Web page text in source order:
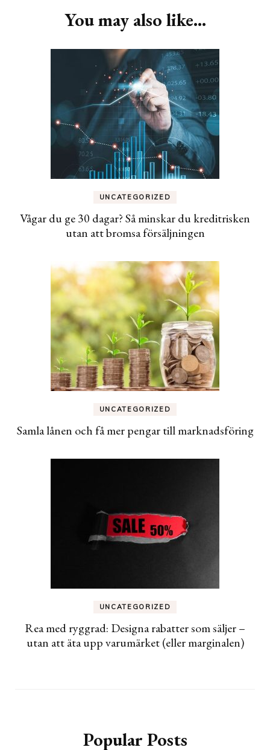
You may also like...
UNCATEGORIZED
Vågar du ge 30 dagar? Så minskar du kreditrisken
utan att bromsa försäljningen
UNCATEGORIZED
Samla lånen och få mer pengar till marknadsföring
UNCATEGORIZED
Rea med ryggrad: Designa rabatter som säljer –
utan att äta upp varumärket (eller marginalen)
Popular Posts